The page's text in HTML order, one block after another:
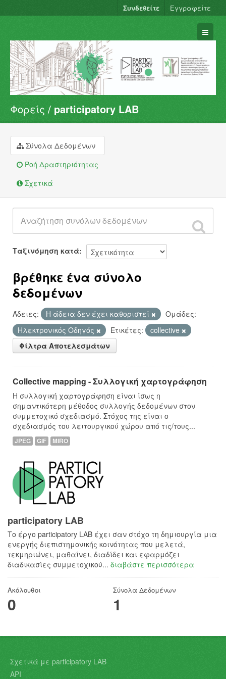
Συνδεθείτε Εγγραφείτε
Σύνολα Δεδομένων
Φορείς
Ομάδες
Σχετικά
Φορείς participatory LAB
Σύνολα Δεδομένων
Ροή Δραστηριότητας
Σχετικά
Ταξινόμηση κατά
βρέθηκε ένα σύνολο
δεδομένων
Άδειες: Η άδεια δεν έχει καθοριστεί
Ομάδες:
Hλεκτρονικός Οδηγός
Ετικέτες:
collective
Φίλτρα Αποτελεσμάτων
Collective mapping - Συλλογική χαρτογράφηση
Η συλλογική χαρτογράφηση είναι ίσως η
σημαντικότερη μέθοδος συλλογής δεδομένων στον
συμμετοχικό σχεδιασμό. Στόχος της είναι ο
σχεδιασμός του λειτουργικού χώρου από τις/τους...
JPEG GIF MIRO
participatory LAB
Το έργο participatory LAB έχει σαν στόχο τη δημιουργία μια
ενεργής διεπιστημονικής κοινότητας που μελετά,
τεκμηριώνει, μαθαίνει, διαδίδει και εφαρμόζει
διαδικασίες συμμετοχικού... διαβάστε περισσότερα
Ακόλουθοι
0
Σύνολα Δεδομένων
1
Σχετικά με participatory LAB
API